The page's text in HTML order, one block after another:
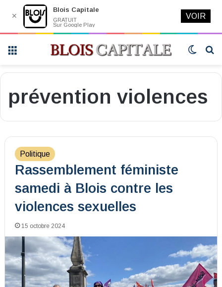
Switch
prévention violences
Politique
Rassemblement féministe
samedi à Blois contre les
violences sexuelles
15 octobre 2024
✕
Blois Capitale
GRATUIT
Sur Google Play
VOIR